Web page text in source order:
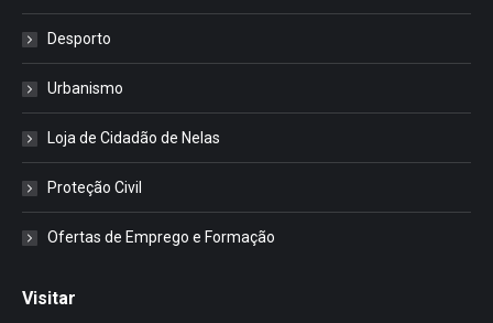
Desporto
Urbanismo
Loja de Cidadão de Nelas
Proteção Civil
Ofertas de Emprego e Formação
Visitar